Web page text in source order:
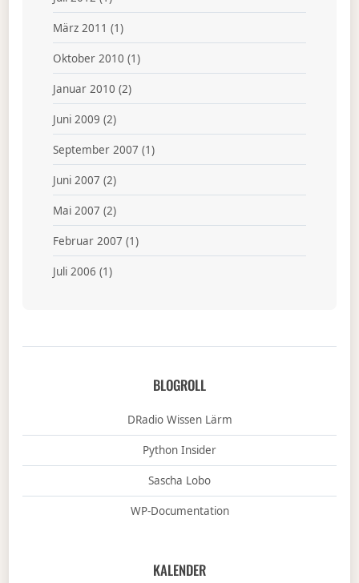
März 2011 (1)
Oktober 2010 (1)
Januar 2010 (2)
Juni 2009 (2)
September 2007 (1)
Juni 2007 (2)
Mai 2007 (2)
Februar 2007 (1)
Juli 2006 (1)
BLOGROLL
DRadio Wissen Lärm
Python Insider
Sascha Lobo
WP-Documentation
KALENDER